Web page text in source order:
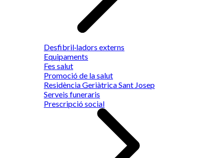
Desfibril·ladors externs
Equipaments
Fes salut
Promoció de la salut
Residència Geriàtrica Sant Josep
Serveis funeraris
Prescripció social